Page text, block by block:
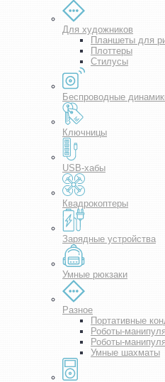
Для художников
Планшеты для
Плоттеры
Стилусы
Беспроводные
Ключницы
USB-хабы
Квадрокоптеры
Зарядные устройства
Умные рюкзаки
Разное
Портативные
Роботы-
Роботы-
Умные шахматы